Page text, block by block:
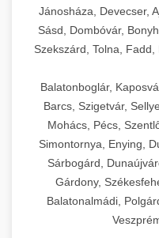
Jánosháza, Devecser,
Sásd, Dombóvár,
Szekszárd, Tolna,
Balatonboglár,
Barcs, Szigetvár,
Mohács, Pécs,
Simontornya, Enying,
Sárbogárd,
Gárdony,
Balatonalmádi,